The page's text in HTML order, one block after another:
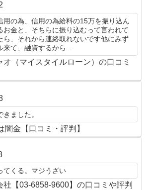
用の為、信用の為給料の15万を振り込ん
お金と、そちらに振り込むって言われて
ら、それから連絡取れないです他にみず
来て、融資するから...
オ（マイスタイルローン）の口コミ
ました。
闇金【口コミ・評判】
てくる。マジうざい
社【03-6858-9600】の口コミや評判